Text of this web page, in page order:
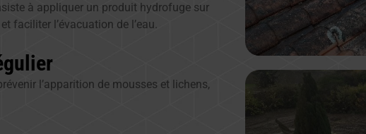
à appliquer un produit hydrofuge sur
faciliter l’évacuation de l’eau.
l’apparition de mousses et lichens,